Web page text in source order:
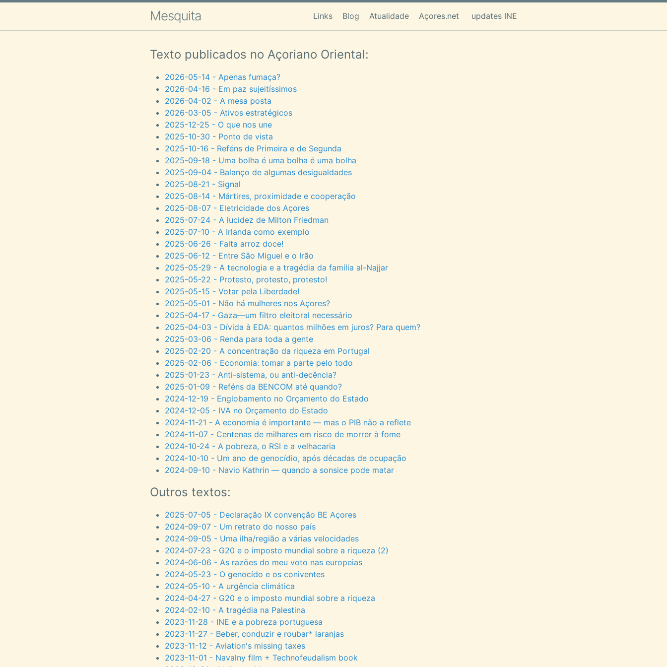
Mesquita Links Blog Atualidade Açores.net updates INE
Texto publicados no Açoriano Oriental:
2026-05-14 - Apenas fumaça?
2026-04-16 - Em paz sujeitíssimos
2026-04-02 - A mesa posta
2026-03-05 - Ativos estratégicos
2025-12-25 - O que nos une
2025-10-30 - Ponto de vista
2025-10-16 - Reféns de Primeira e de Segunda
2025-09-18 - Uma bolha é uma bolha é uma bolha
2025-09-04 - Balanço de algumas desigualdades
2025-08-21 - Signal
2025-08-14 - Mártires, proximidade e cooperação
2025-08-07 - Eletricidade dos Açores
2025-07-24 - A lucidez de Milton Friedman
2025-07-10 - A Irlanda como exemplo
2025-06-26 - Falta arroz doce!
2025-06-12 - Entre São Miguel e o Irão
2025-05-29 - A tecnologia e a tragédia da família al-Najjar
2025-05-22 - Protesto, protesto, protesto!
2025-05-15 - Votar pela Liberdade!
2025-05-01 - Não há mulheres nos Açores?
2025-04-17 - Gaza—um filtro eleitoral necessário
2025-04-03 - Dívida à EDA: quantos milhões em juros? Para quem?
2025-03-06 - Renda para toda a gente
2025-02-20 - A concentração da riqueza em Portugal
2025-02-06 - Economia: tomar a parte pelo todo
2025-01-23 - Anti-sistema, ou anti-decência?
2025-01-09 - Reféns da BENCOM até quando?
2024-12-19 - Englobamento no Orçamento do Estado
2024-12-05 - IVA no Orçamento do Estado
2024-11-21 - A economia é importante — mas o PIB não a reflete
2024-11-07 - Centenas de milhares em risco de morrer à fome
2024-10-24 - A pobreza, o RSI e a velhacaria
2024-10-10 - Um ano de genocídio, após décadas de ocupação
2024-09-10 - Navio Kathrin — quando a sonsice pode matar
Outros textos:
2025-07-05 - Declaração IX convenção BE Açores
2024-09-07 - Um retrato do nosso país
2024-09-05 - Uma ilha/região a várias velocidades
2024-07-23 - G20 e o imposto mundial sobre a riqueza (2)
2024-06-06 - As razões do meu voto nas europeias
2024-05-23 - O genocído e os coniventes
2024-05-10 - A urgência climática
2024-04-27 - G20 e o imposto mundial sobre a riqueza
2024-02-10 - A tragédia na Palestina
2023-11-28 - INE e a pobreza portuguesa
2023-11-27 - Beber, conduzir e roubar* laranjas
2023-11-12 - Aviation's missing taxes
2023-11-01 - Navalny film + Technofeudalism book